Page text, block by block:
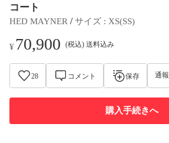
コート
HED MAYNER / サイズ : XS(SS)
¥70,900 (税込) 送料込み
28 コメント 保存 通報
購入手続きへ